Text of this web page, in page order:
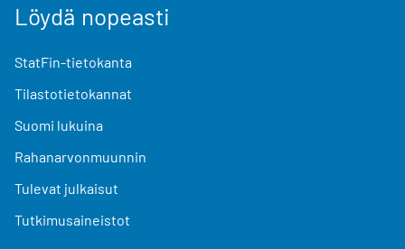
Löydä nopeasti
StatFin-tietokanta
Tilastotietokannat
Suomi lukuina
Rahanarvonmuunnin
Tulevat julkaisut
Tutkimusaineistot